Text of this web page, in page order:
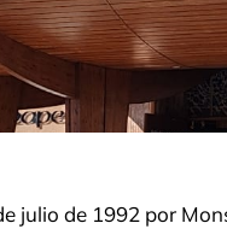
julio de 1992 por